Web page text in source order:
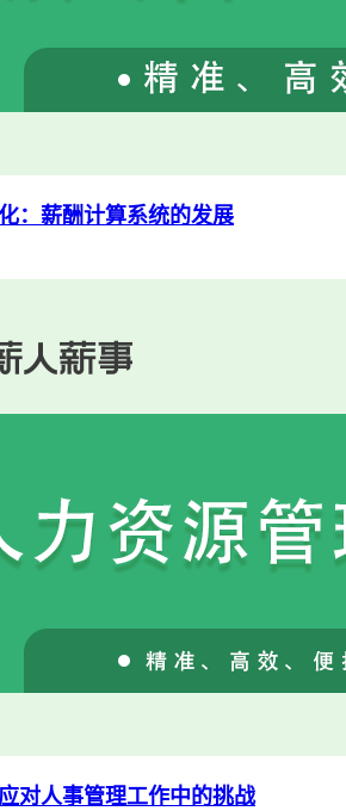
：薪酬计算系统的发展
对人事管理工作中的挑战